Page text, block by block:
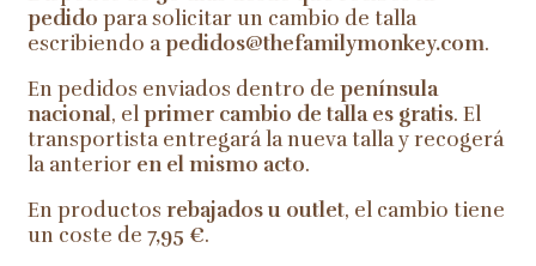
pedido para solicitar un cambio de talla
escribiendo apedidos@thefamilymonkey.com.
En pedidos enviados dentro de península
nacional, elprimer cambio de talla es gratis. El
transportista entregará la nueva talla y recogerá
la anterior en el mismo acto.
En productos rebajados u outlet, el cambio tiene
un coste de 7,95 €.